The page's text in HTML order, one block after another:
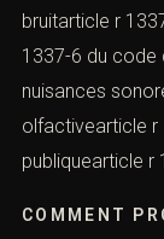
bruitarticle r
1337-6 du code
nuisances
olfactivearticle r
publiquearticle r
COMMENT